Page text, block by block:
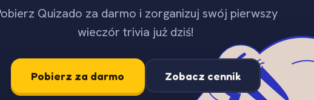
Quizado za darmo i zorganizuj swój pierwszy
wieczór trivia już dziś!
Pobierz za darmo Zobacz cennik